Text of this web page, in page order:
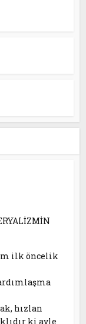
ilk öncelik
hızlan
ki ayle